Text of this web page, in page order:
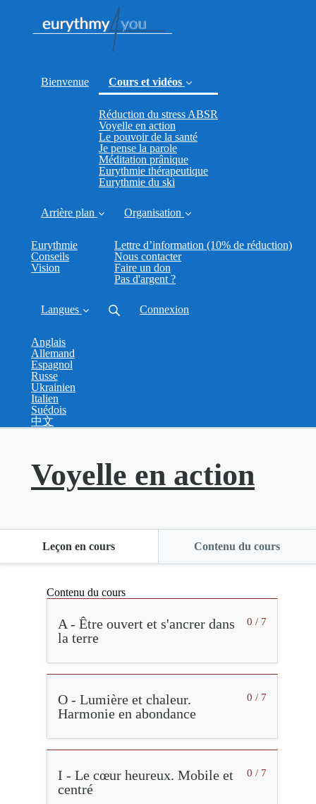
Bienvenue Cours et vidéos
Réduction du stress ABSR
Voyelle en action
Le pouvoir de la santé
Je pense la parole
Méditation prânique
Eurythmie thérapeutique
Eurythmie du ski
Arrière plan
Eurythmie
Conseils
Vision
Organisation
Lettre d’information (10% de réduction)
Nous contacter
Faire un don
Pas d'argent ?
Langues
Anglais
Allemand
Espagnol
Russe
Ukrainien
Italien
Suédois
中文
Connexion
Voyelle en action
Leçon en cours Contenu du cours
Contenu du cours
0 / 7
A - Être ouvert et s'ancrer dans
la terre
0 / 7
O - Lumière et chaleur.
Harmonie en abondance
0 / 7
I - Le cœur heureux. Mobile et
centré